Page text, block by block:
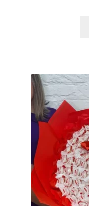
Slaniši
Slatkiši
Special people
Tartufi
Terms Conditions